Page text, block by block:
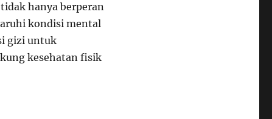
hanya berperan
kondisi mental
gizi untuk
kesehatan fisik